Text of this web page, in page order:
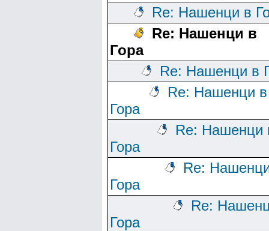
Re: Нашенци в
Re: Нашенци в
Гора
Re: Нашенци в
Re: Нашенци в
Гора
Re: Нашенци
Гора
Re:
Гора
Re:
Гора